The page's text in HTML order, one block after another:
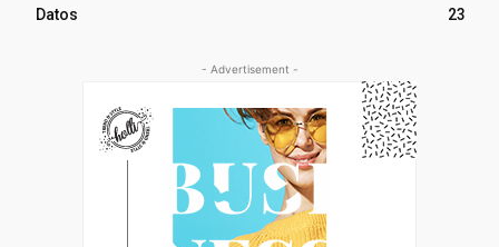
Datos
23
- Advertisement -